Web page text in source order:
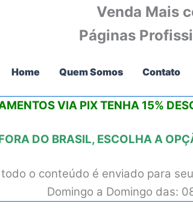
Venda Mais
Páginas
Home Quem Somos Contato
VIA PIXTENHA 15%
DO BRASIL, ESCOLHA A
o conteúdo é enviado para
Domingo a Domingo das: